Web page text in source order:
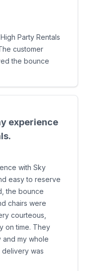
Party Rentals
customer
the bounce
experience
with Sky
easy to reserve
the bounce
chairs were
courteous,
on time. They
and my whole
was